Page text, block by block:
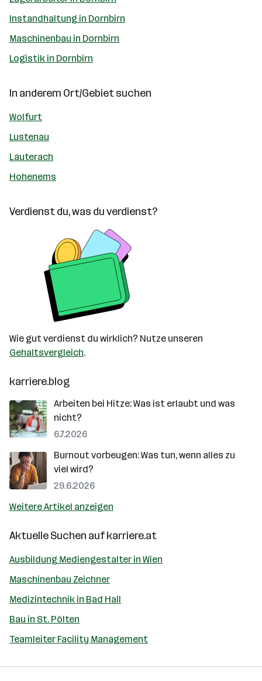
Instandhaltung in Dornbirn
Maschinenbau in Dornbirn
Logistik in Dornbirn
In anderem Ort/Gebiet suchen
Wolfurt
Lustenau
Lauterach
Hohenems
Verdienst du, was du verdienst?
Wie gut verdienst du wirklich? Nutze unseren
Gehaltsvergleich.
karriere.blog
Arbeiten bei Hitze: Was ist erlaubt und was
nicht?
6.7.2026
Burnout vorbeugen: Was tun, wenn alles zu
viel wird?
29.6.2026
Weitere Artikel anzeigen
Aktuelle Suchen aufkarriere.at
Ausbildung Mediengestalter in Wien
Maschinenbau Zeichner
Medizintechnik in Bad Hall
Bau in St. Pölten
Teamleiter Facility Management